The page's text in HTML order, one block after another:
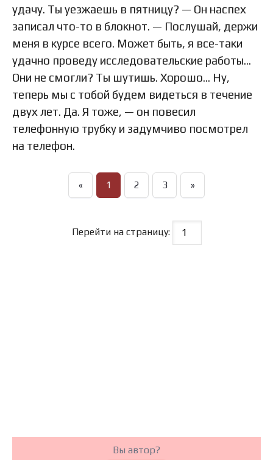
удачу. Ты уезжаешь в пятницу? — Он наспех
записал что-то в блокнот. — Послушай, держи
меня в курсе всего. Может быть, я все-таки
удачно проведу исследовательские работы…
Они не смогли? Ты шутишь. Хорошо… Ну,
теперь мы с тобой будем видеться в течение
двух лет. Да. Я тоже, — он повесил
телефонную трубку и задумчиво посмотрел
на телефон.
« 1 2 3 »
Перейти на страницу:
Вы автор?